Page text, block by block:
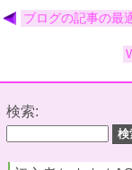
ブログの記事の最
検索: